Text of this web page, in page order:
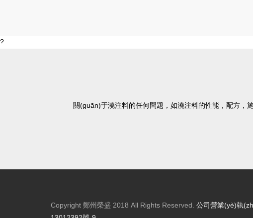
?
關(guān)于澆注料的任何問題，如澆注料的性能，配方，施
Copyright 鄭州榮盛 2018 All Rights Reserved. 公司營業(yè)執